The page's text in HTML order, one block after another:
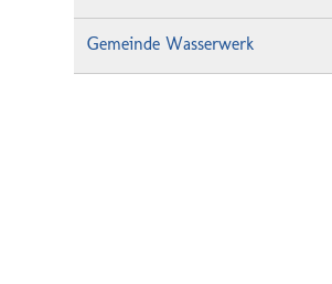
Gemeinde Wasserwerk